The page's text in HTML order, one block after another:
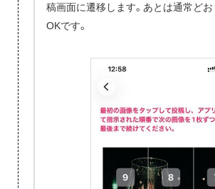
稿画面に遷移します。あとは通常ど
OKです。